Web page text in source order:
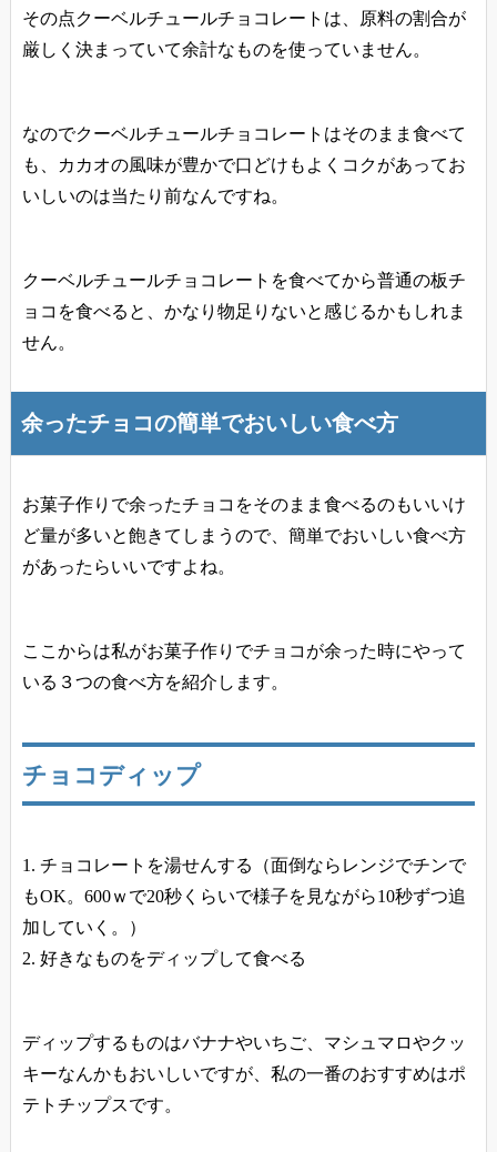
その点クーベルチュールチョコレートは、原料の割合が
厳しく決まっていて余計なものを使っていません。
なのでクーベルチュールチョコレートはそのまま食べて
も、カカオの風味が豊かで口どけもよくコクがあってお
いしいのは当たり前なんですね。
クーベルチュールチョコレートを食べてから普通の板チ
ョコを食べると、かなり物足りないと感じるかもしれま
せん。
余ったチョコの簡単でおいしい食べ方
お菓子作りで余ったチョコをそのまま食べるのもいいけ
ど量が多いと飽きてしまうので、簡単でおいしい食べ方
があったらいいですよね。
ここからは私がお菓子作りでチョコが余った時にやって
いる３つの食べ方を紹介します。
チョコディップ
チョコレートを湯せんする（面倒ならレンジでチンで
もOK。600ｗで20秒くらいで様子を見ながら10秒ずつ追
加していく。）
好きなものをディップして食べる
ディップするものはバナナやいちご、マシュマロやクッ
キーなんかもおいしいですが、私の一番のおすすめはポ
テトチップスです。